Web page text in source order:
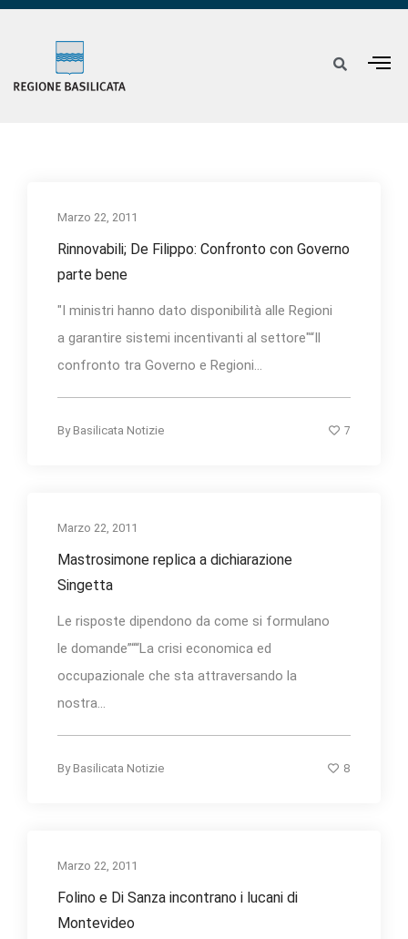
Marzo 22, 2011
Rinnovabili; De Filippo: Confronto con Governo
parte bene
"I ministri hanno dato disponibilità alle Regioni
a garantire sistemi incentivanti al settore"“Il
confronto tra Governo e Regioni...
By Basilicata Notizie 7
Marzo 22, 2011
Mastrosimone replica a dichiarazione
Singetta
Le risposte dipendono da come si formulano
le domande”““La crisi economica ed
occupazionale che sta attraversando la
nostra...
By Basilicata Notizie 8
Marzo 22, 2011
Folino e Di Sanza incontrano i lucani di
Montevideo